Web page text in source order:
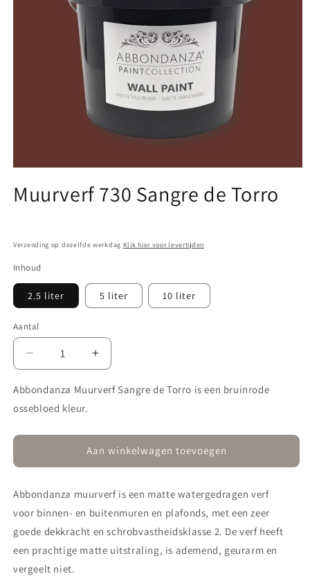
openen
inMuurverf 730 Sangre de Torro
Verzending op dezelfde werkdag Klik hier voor levertijden
Inhoud
2.5 liter 5 liter 10 liter
Aantal
Aantal
verlagen
voor
Muurverf
730
Sangre
Aantal
verhogen
voor
Sangre
de
Abbondanza Muurverf Sangre de Torro is een bruinrode
ossebloed kleur.
Aan winkelwagen toevoegen
Abbondanza muurverf is een matte watergedragen verf
voor binnen- en buitenmuren en plafonds, met een zeer
goede dekkracht en schrobvastheidsklasse 2. De verf heeft
een prachtige matte uitstraling, is ademend, geurarm en
vergeelt niet.